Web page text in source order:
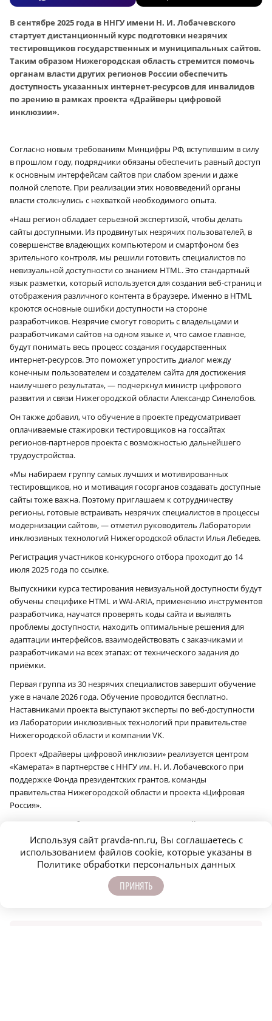
В сентябре 2025 года в ННГУ имени Н. И. Лобачевского
стартует дистанционный курс подготовки незрячих
тестировщиков государственных и муниципальных сайтов.
Таким образом Нижегородская область стремится помочь
органам власти других регионов России обеспечить
доступность указанных интернет-ресурсов для инвалидов
по зрению в рамках проекта «Драйверы цифровой
инклюзии».
Согласно новым требованиям Минцифры РФ, вступившим в силу
в прошлом году, подрядчики обязаны обеспечить равный доступ
к основным интерфейсам сайтов при слабом зрении и даже
полной слепоте. При реализации этих нововведений органы
власти столкнулись с нехваткой необходимого опыта.
«Наш регион обладает серьезной экспертизой, чтобы делать
сайты доступными. Из продвинутых незрячих пользователей, в
совершенстве владеющих компьютером и смартфоном без
зрительного контроля, мы решили готовить специалистов по
невизуальной доступности со знанием HTML. Это стандартный
язык разметки, который используется для создания веб-страниц и
отображения различного контента в браузере. Именно в HTML
кроются основные ошибки доступности на стороне
разработчиков. Незрячие смогут говорить с владельцами и
разработчиками сайтов на одном языке и, что самое главное,
будут понимать весь процесс создания государственных
интернет-ресурсов. Это поможет упростить диалог между
конечным пользователем и создателем сайта для достижения
наилучшего результата», — подчеркнул министр цифрового
развития и связи Нижегородской области Александр Синелобов.
Он также добавил, что обучение в проекте предусматривает
оплачиваемые стажировки тестировщиков на госсайтах
регионов-партнеров проекта с возможностью дальнейшего
трудоустройства.
«Мы набираем группу самых лучших и мотивированных
тестировщиков, но и мотивация госорганов создавать доступные
сайты тоже важна. Поэтому приглашаем к сотрудничеству
регионы, готовые встраивать незрячих специалистов в процессы
модернизации сайтов», — отметил руководитель Лаборатории
инклюзивных технологий Нижегородской области Илья Лебедев.
Регистрация участников конкурсного отбора проходит до 14
июля 2025 года по ссылке.
Выпускники курса тестирования невизуальной доступности будут
обучены специфике HTML и WAI-ARIA, применению инструментов
разработчика, научатся проверять коды сайта и выявлять
проблемы доступности, находить оптимальные решения для
адаптации интерфейсов, взаимодействовать с заказчиками и
разработчиками на всех этапах: от технического задания до
приёмки.
Первая группа из 30 незрячих специалистов завершит обучение
уже в начале 2026 года. Обучение проводится бесплатно.
Наставниками проекта выступают эксперты по веб-доступности
из Лаборатории инклюзивных технологий при правительстве
Нижегородской области и компании VK.
Проект «Драйверы цифровой инклюзии» реализуется центром
«Камерата» в партнерстве с ННГУ им. Н. И. Лобачевского при
поддержке Фонда президентских грантов, команды
правительства Нижегородской области и проекта «Цифровая
Россия».
Напомним, что обеспечение доступности госсайтов широкому
кругу пользователей отвечает задачам нацпроекта «Экономика
данных и цифровая трансформация государства», который
реализуется в России с 2025 года по поручению президента
Используя сайт pravda-nn.ru, Вы соглашаетесь с
использованием файлов cookie, которые указаны в
Политике обработки персональных данных
ПРИНЯТЬ